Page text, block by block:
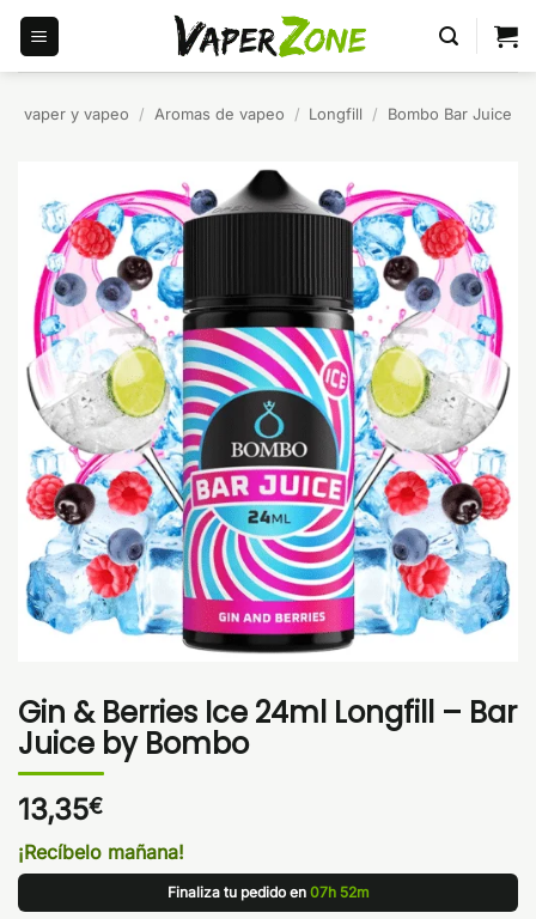
Saltar
contenido
vaper y vapeo / Aromas de vapeo / Longfill / Bombo Bar Juice
Gin & Berries Ice 24ml Longfill – Bar
Juice by Bombo
13,35€
¡Recíbelo mañana!
Finaliza tu pedido en 07h 52m